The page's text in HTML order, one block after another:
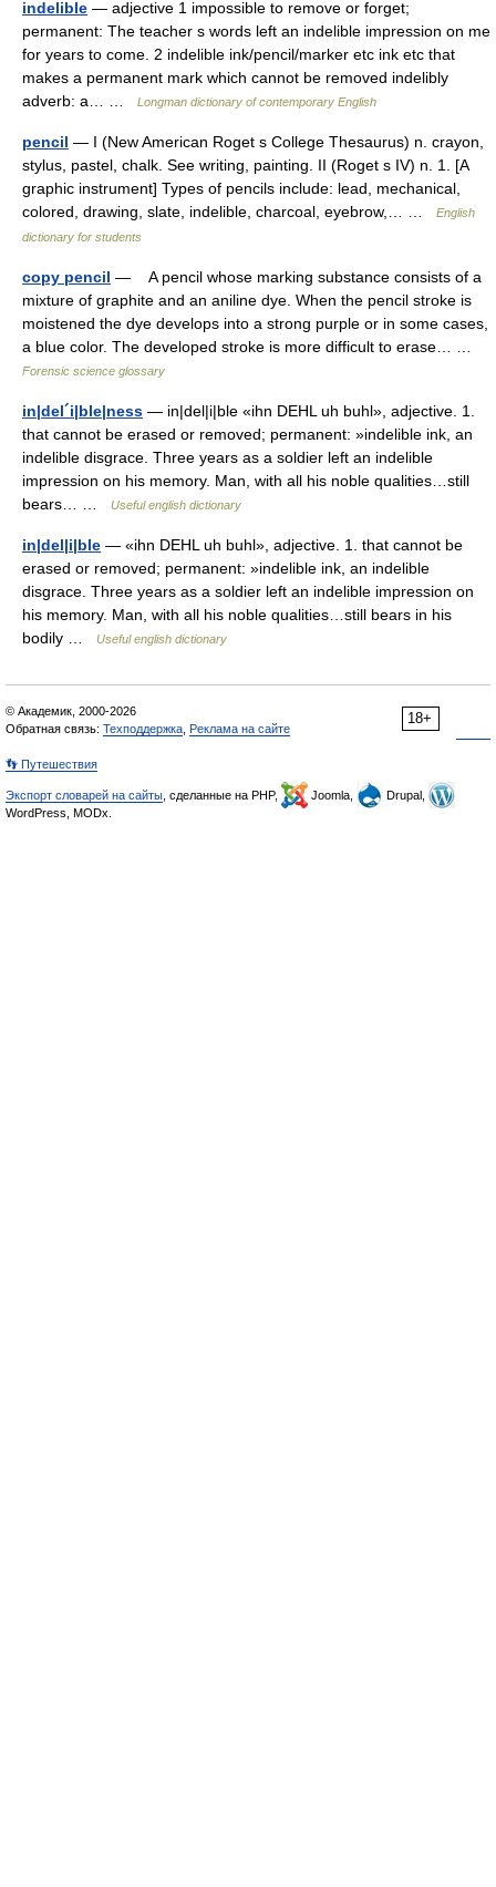
indelible — adjective 1 impossible to remove or forget;
permanent: The teacher s words left an indelible impression on me
for years to come. 2 indelible ink/pencil/marker etc ink etc that
makes a permanent mark which cannot be removed indelibly
adverb: a… …
Longman dictionary of contemporary English
pencil — I (New American Roget s College Thesaurus) n. crayon,
stylus, pastel, chalk. See writing, painting. II (Roget s IV) n. 1. [A
graphic instrument] Types of pencils include: lead, mechanical,
colored, drawing, slate, indelible, charcoal, eyebrow,… …
English
dictionary for students
copy pencil — A pencil whose marking substance consists of a
mixture of graphite and an aniline dye. When the pencil stroke is
moistened the dye develops into a strong purple or in some cases,
a blue color. The developed stroke is more difficult to erase… …
Forensic science glossary
in|del´i|ble|ness — in|del|i|ble «ihn DEHL uh buhl», adjective. 1.
that cannot be erased or removed; permanent: »indelible ink, an
indelible disgrace. Three years as a soldier left an indelible
impression on his memory. Man, with all his noble qualities…still
bears… …
Useful english dictionary
in|del|i|ble — «ihn DEHL uh buhl», adjective. 1. that cannot be
erased or removed; permanent: »indelible ink, an indelible
disgrace. Three years as a soldier left an indelible impression on
his memory. Man, with all his noble qualities…still bears in his
bodily …
Useful english dictionary
18+
© Академик, 2000-2026
Обратная связь: Техподдержка Реклама на сайте
👣 Путешествия
Экспорт словарей на сайты , сделанные на PHP, Joomla,
Drupal,
WordPress, MODx.